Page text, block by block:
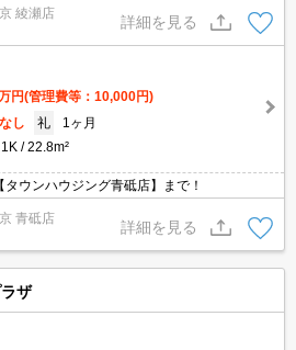
綾瀬店
詳細を見る
円(管理費等：10,000円)
なし 礼
1ヶ月
1K 22.8m²
ウンハウジング青砥店】まで！
青砥店
詳細を見る
ザ